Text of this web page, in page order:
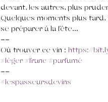
devant, les autres, plus
Quelques moments plus
se préparer à la fête...
--
Où trouver ce vin : https://
#léger #franc #parfumé
--
#lespasseursdevins